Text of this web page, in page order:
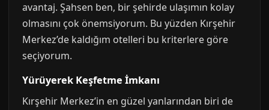
avantaj. Şahsen ben, bir şehirde ulaşımın kolay
olmasını çok önemsiyorum. Bu yüzden Kırşehir
Merkez’de kaldığım otelleri bu kriterlere göre
seçiyorum.
Yürüyerek Keşfetme İmkanı
Kırşehir Merkez’in en güzel yanlarından biri de